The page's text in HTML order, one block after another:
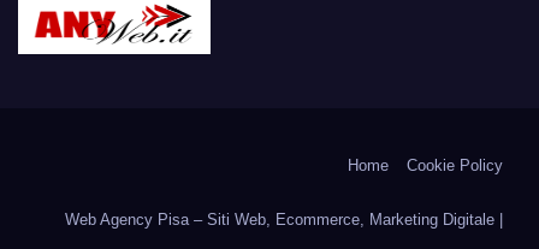
Home Cookie Policy
Web Agency Pisa – Siti Web, Ecommerce, Marketing Digitale |